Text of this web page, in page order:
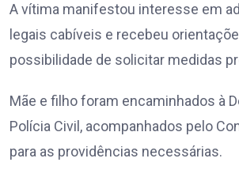
A vítima manifestou interesse em
legais cabíveis e recebeu
possibilidade de solicitar medidas
Mãe e filho foram encaminhados à
Polícia Civil, acompanhados pelo
para as providências necessárias.